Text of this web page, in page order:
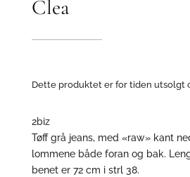
Clea
Dette produktet er for tiden utsolgt
2biz
Tøff grå jeans, med «raw» kant
lommene både foran og bak.
benet er 72 cm i strl 38.